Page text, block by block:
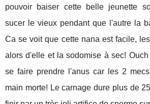
pouvoir baiser cette belle jeunette
sucer le vieux pendant que l'autre la
Ca se voit que cette nana est facile,
alors d'elle et la sodomise à sec!
se faire prendre l'anus car les 2
main morte! Le carnage dure plus de